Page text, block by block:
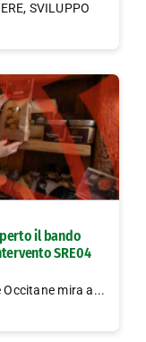
SVILUPPO
il bando
SRE04
Occitane mira a...